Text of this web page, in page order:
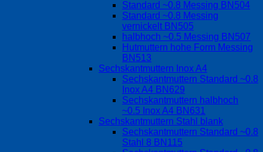
Standard ~0.8 Messing BN504
Standard ~0.8 Messing
vernickelt BN505
halbhoch ~0.5 Messing BN507
Hutmuttern hohe Form Messing
BN513
Sechskantmuttern Inox A4
Sechskantmuttern Standard ~0.8
Inox A4 BN629
Sechskantmuttern halbhoch
~0.5 Inox A4 BN631
Sechskantmuttern Stahl blank
Sechskantmuttern Standard ~0.8
Stahl 8 BN115